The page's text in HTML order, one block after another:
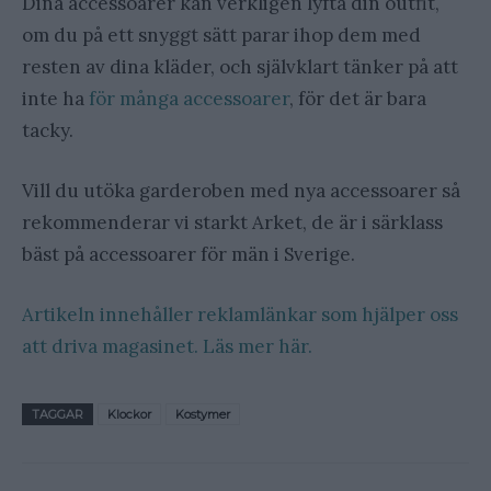
om du på ett snyggt sätt parar ihop dem med
resten av dina kläder, och självklart tänker på att
inte ha för många accessoarer, för det är bara
tacky.
Vill du utöka garderoben med nya accessoarer så
rekommenderar vi starkt Arket, de är i särklass
bäst på accessoarer för män i Sverige.
Artikeln innehåller reklamlänkar som hjälper oss
att driva magasinet. Läs mer här.
TAGGAR Klockor Kostymer